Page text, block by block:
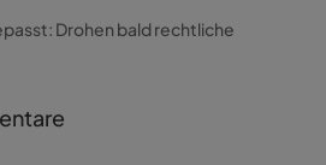
Drohen bald rechtliche